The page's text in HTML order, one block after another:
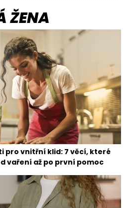
ŽENA
pro vnitřní klid: 7 věcí, které
od vaření až po první pomoc